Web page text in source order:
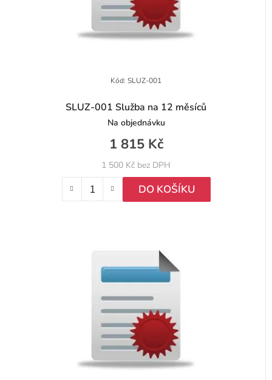
SLUZ-001 Služba na 12 měsíců
Na objednávku
1 500 Kč bez DPH
1 815 Kč
DO KOŠÍKU
Kód: SLUZ-001